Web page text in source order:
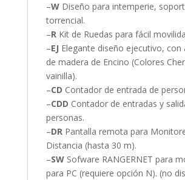
–WDiseño para intemperie,
torrencial.
–RKit de Ruedas para fácil
–EJ Elegante diseño ejecutivo, con
de madera de Encino (Colores
vainilla).
–CD Contador de entrada de
–CDD Contador de entradas y
personas.
–DRPantalla remota para
Distancia (hasta 30 m).
–SWSofware RANGERNET para
para PC (requiere opción N). (no